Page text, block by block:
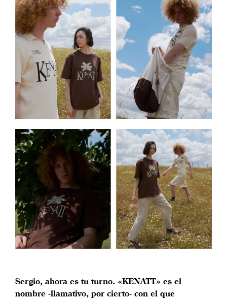
Sergio, ahora es tu turno. «KENATT» es el
nombre -llamativo, por cierto- con el que